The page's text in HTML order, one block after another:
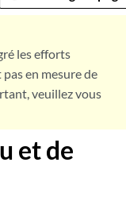
les efforts
en mesure de
veuillez vous
et de